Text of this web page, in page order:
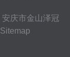
安庆市金山泽冠
Sitemap